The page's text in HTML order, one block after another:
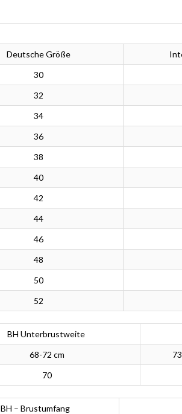
Deutsche Größe
30
32
34
36
38
40
42
44
46
48
50
52
BH Unterbrustweite
68-72 cm
70
BH – Brustumfang